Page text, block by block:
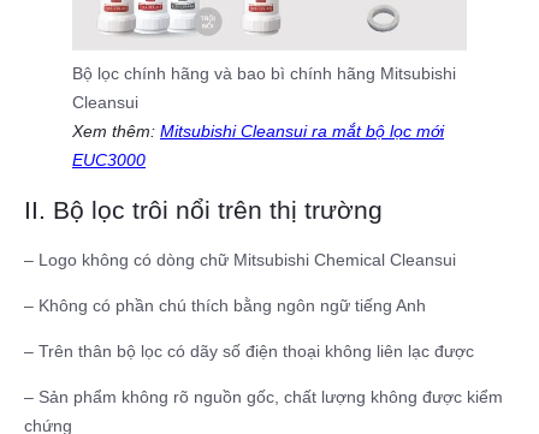
Bộ lọc chính hãng và bao bì chính hãng Mitsubishi
Cleansui
Xem thêm: Mitsubishi Cleansui ra mắt bộ lọc mới
EUC3000
II. Bộ lọc trôi nổi trên thị trường
– Logo không có dòng chữ Mitsubishi Chemical Cleansui
– Không có phần chú thích bằng ngôn ngữ tiếng Anh
– Trên thân bộ lọc có dãy số điện thoại không liên lạc được
– Sản phẩm không rõ nguồn gốc, chất lượng không được kiểm
chứng